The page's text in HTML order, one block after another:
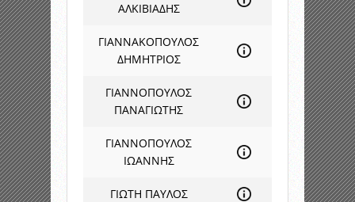
ΑΛΚΙΒΙΑΔΗΣ
ΓΙΑΝΝΑΚΟΠΟΥΛΟΣ
ΔΗΜΗΤΡΙΟΣ
ΓΙΑΝΝΟΠΟΥΛΟΣ
ΠΑΝΑΓΙΩΤΗΣ
ΓΙΑΝΝΟΠΟΥΛΟΣ
ΙΩΑΝΝΗΣ
ΓΙΩΤΗ ΠΑΥΛΟΣ